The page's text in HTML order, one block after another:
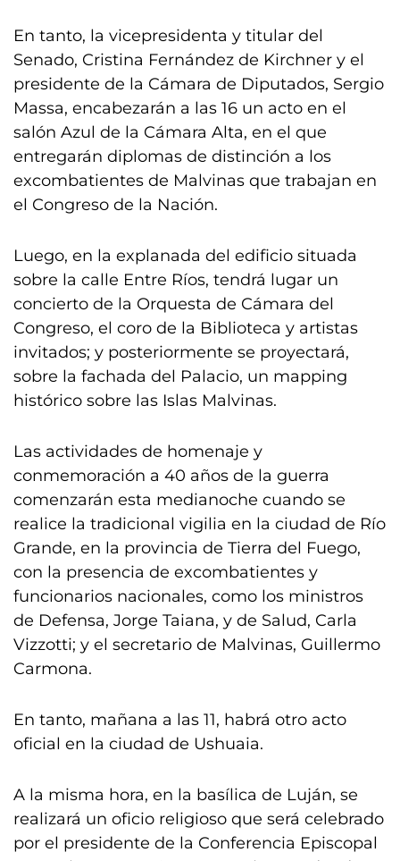
En tanto, la vicepresidenta y titular del
Senado, Cristina Fernández de Kirchner y el
presidente de la Cámara de Diputados, Sergio
Massa, encabezarán a las 16 un acto en el
salón Azul de la Cámara Alta, en el que
entregarán diplomas de distinción a los
excombatientes de Malvinas que trabajan en
el Congreso de la Nación.
Luego, en la explanada del edificio situada
sobre la calle Entre Ríos, tendrá lugar un
concierto de la Orquesta de Cámara del
Congreso, el coro de la Biblioteca y artistas
invitados; y posteriormente se proyectará,
sobre la fachada del Palacio, un mapping
histórico sobre las Islas Malvinas.
Las actividades de homenaje y
conmemoración a 40 años de la guerra
comenzarán esta medianoche cuando se
realice la tradicional vigilia en la ciudad de Río
Grande, en la provincia de Tierra del Fuego,
con la presencia de excombatientes y
funcionarios nacionales, como los ministros
de Defensa, Jorge Taiana, y de Salud, Carla
Vizzotti; y el secretario de Malvinas, Guillermo
Carmona.
En tanto, mañana a las 11, habrá otro acto
oficial en la ciudad de Ushuaia.
A la misma hora, en la basílica de Luján, se
realizará un oficio religioso que será celebrado
por el presidente de la Conferencia Episcopal